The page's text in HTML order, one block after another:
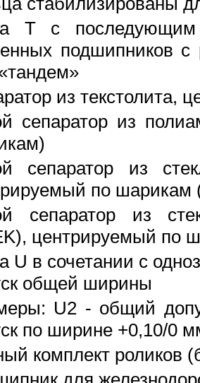
T с
подшипников
из текстолита,
сепаратор из
сепаратор из
по шарикам
сепаратор из
центрируемый по
U в сочетании с
общей ширины
U2 - общий
по ширине +0,10/0
комплект роликов